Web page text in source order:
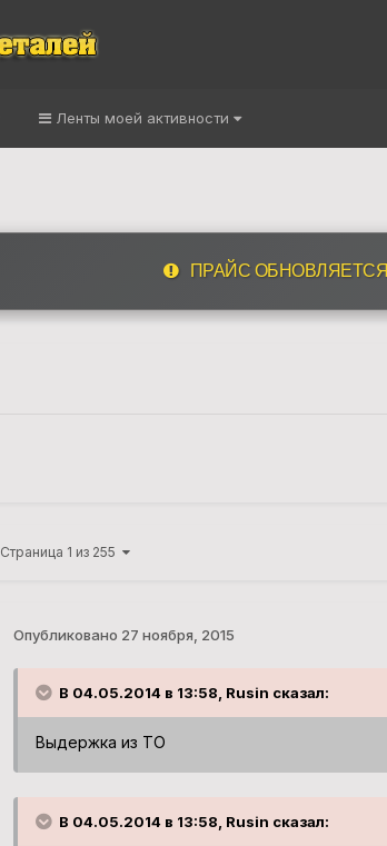
Ленты моей активности
ПРАЙС ОБНОВЛЯЕТСЯ
Страница 1 из 255
Опубликовано 27 ноября, 2015
В 04.05.2014 в 13:58, Rusin сказал:
Выдержка из ТО
В 04.05.2014 в 13:58, Rusin сказал: